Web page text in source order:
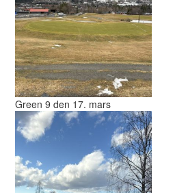
Green 9 den 17. mars